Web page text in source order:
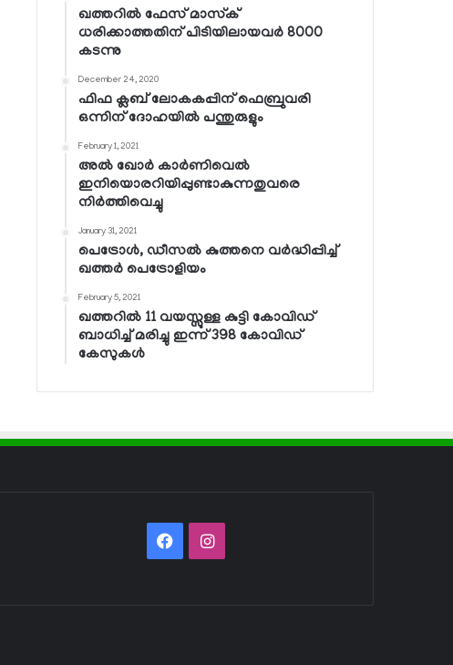
ഖത്തറില്‍ ഫേസ് മാസ്‌ക്
ധരിക്കാത്തതിന് പിടിയിലായവര്‍ 8000
കടന്നു
December 24, 2020
ഫിഫ ക്ലബ് ലോകകപ്പിന് ഫെബ്രുവരി
ഒന്നിന് ദോഹയില്‍ പന്തുരുളും
February 1, 2021
അല്‍ ഖോര്‍ കാര്‍ണിവെല്‍
ഇനിയൊരറിയിപ്പുണ്ടാകുന്നതുവരെ
നിര്‍ത്തിവെച്ചു
January 31, 2021
പെട്രോള്‍, ഡീസല്‍ കുത്തനെ വര്‍ദ്ധിപ്പിച്ച്
ഖത്തര്‍ പെട്രോളിയം
February 5, 2021
ഖത്തറില്‍ 11 വയസ്സുള്ള കുട്ടി കോവിഡ്
ബാധിച്ച് മരിച്ചു ഇന്ന് 398 കോവിഡ്
കേസുകള്‍
FacebookInstagram